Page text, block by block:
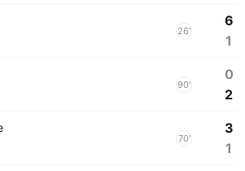
26'
6
1
90'
0
2
70'
3
1